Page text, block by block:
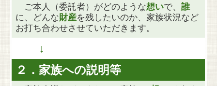
ご本人（委託者）がどのような想いで、誰
に、どんな財産を残したいのか、 家族状況など
お打ち合わせさせていただきます。
↓
２．家族への説明等